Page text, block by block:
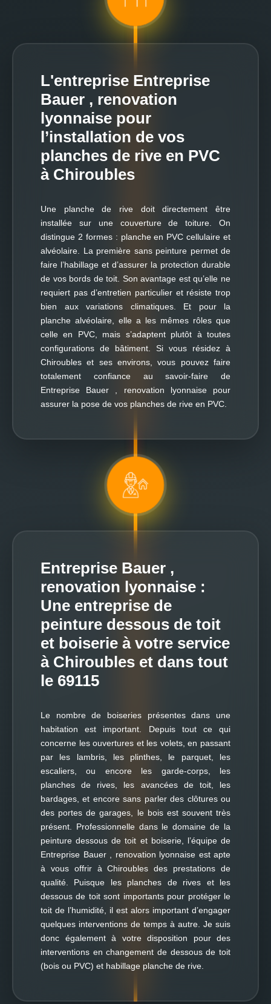
L'entreprise Entreprise
Bauer , renovation
lyonnaise pour
l’installation de vos
planches de rive en PVC
à Chiroubles
Une planche de rive doit directement être
installée sur une couverture de toiture. On
distingue 2 formes : planche en PVC cellulaire et
alvéolaire. La première sans peinture permet de
faire l’habillage et d’assurer la protection durable
de vos bords de toit. Son avantage est qu’elle ne
requiert pas d’entretien particulier et résiste trop
bien aux variations climatiques. Et pour la
planche alvéolaire, elle a les mêmes rôles que
celle en PVC, mais s’adaptent plutôt à toutes
configurations de bâtiment. Si vous résidez à
Chiroubles et ses environs, vous pouvez faire
totalement confiance au savoir-faire de
Entreprise Bauer , renovation lyonnaise pour
assurer la pose de vos planches de rive en PVC.
Entreprise Bauer ,
renovation lyonnaise :
Une entreprise de
peinture dessous de toit
et boiserie à votre service
à Chiroubles et dans tout
le 69115
Le nombre de boiseries présentes dans une
habitation est important. Depuis tout ce qui
concerne les ouvertures et les volets, en passant
par les lambris, les plinthes, le parquet, les
escaliers, ou encore les garde-corps, les
planches de rives, les avancées de toit, les
bardages, et encore sans parler des clôtures ou
des portes de garages, le bois est souvent très
présent. Professionnelle dans le domaine de la
peinture dessous de toit et boiserie, l’équipe de
Entreprise Bauer , renovation lyonnaise est apte
à vous offrir à Chiroubles des prestations de
qualité. Puisque les planches de rives et les
dessous de toit sont importants pour protéger le
toit de l’humidité, il est alors important d’engager
quelques interventions de temps à autre. Je suis
donc également à votre disposition pour des
interventions en changement de dessous de toit
(bois ou PVC) et habillage planche de rive.